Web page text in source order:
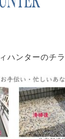
ハンターのチ